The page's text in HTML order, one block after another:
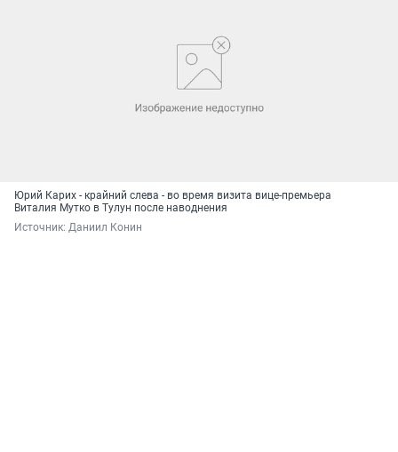
Юрий Карих - крайний слева - во время визита вице-премьера
Виталия Мутко в Тулун после наводнения
Источник: Даниил Конин